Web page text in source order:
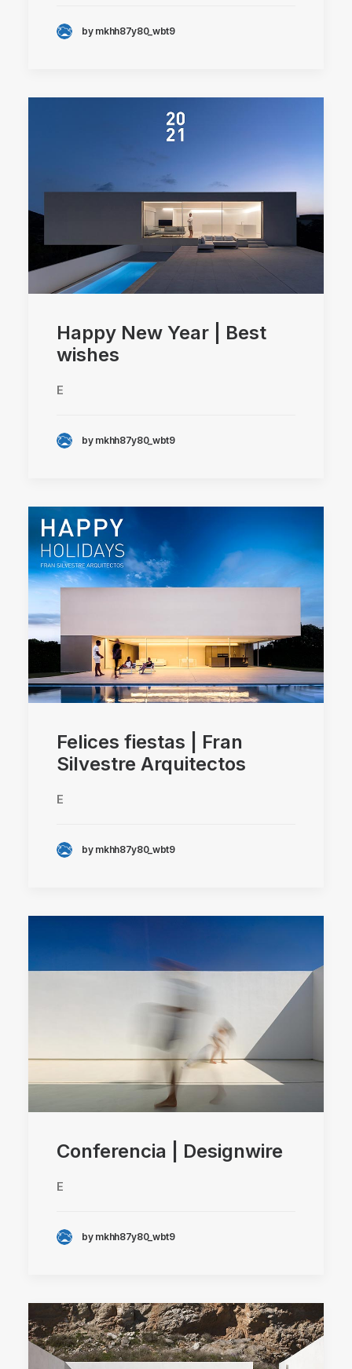
by mkhh87y80_wbt9
Happy New Year | Best
wishes
E
by mkhh87y80_wbt9
Felices fiestas | Fran
Silvestre Arquitectos
E
by mkhh87y80_wbt9
Conferencia | Designwire
E
by mkhh87y80_wbt9